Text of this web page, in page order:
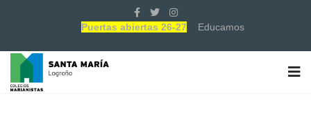
Puertas abiertas 26-27 Educamos